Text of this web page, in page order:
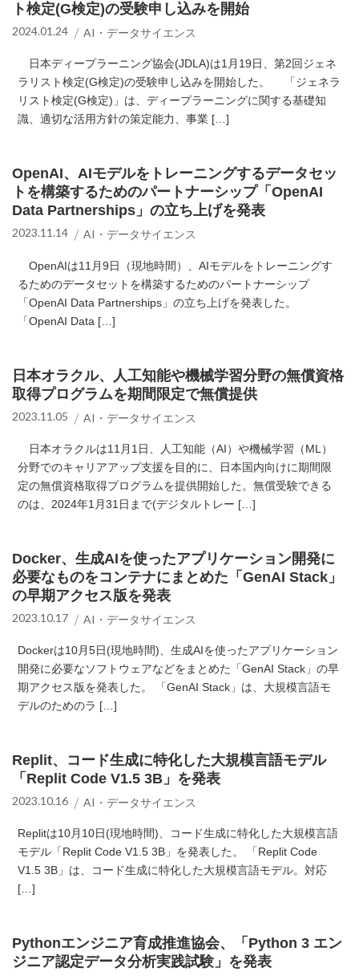
ト検定(G検定)の受験申し込みを開始
2024.01.24 AI・データサイエンス
日本ディープラーニング協会(JDLA)は1月19日、第2回ジェネ
ラリスト検定(G検定)の受験申し込みを開始した。 「ジェネラ
リスト検定(G検定)」は、ディープラーニングに関する基礎知
識、適切な活用方針の策定能力、事業 […]
OpenAI、AIモデルをトレーニングするデータセッ
トを構築するためのパートナーシップ「OpenAI
Data Partnerships」の立ち上げを発表
2023.11.14 AI・データサイエンス
OpenAIは11月9日（現地時間）、AIモデルをトレーニングす
るためのデータセットを構築するためのパートナーシップ
「OpenAI Data Partnerships」の立ち上げを発表した。
「OpenAI Data […]
日本オラクル、人工知能や機械学習分野の無償資格
取得プログラムを期間限定で無償提供
2023.11.05 AI・データサイエンス
日本オラクルは11月1日、人工知能（AI）や機械学習（ML）
分野でのキャリアアップ支援を目的に、日本国内向けに期間限
定の無償資格取得プログラムを提供開始した。無償受験できる
のは、2024年1月31日まで(デジタルトレー […]
Docker、生成AIを使ったアプリケーション開発に
必要なものをコンテナにまとめた「GenAI Stack」
の早期アクセス版を発表
2023.10.17 AI・データサイエンス
Dockerは10月5日(現地時間)、生成AIを使ったアプリケーション
開発に必要なソフトウェアなどをまとめた「GenAI Stack」の早
期アクセス版を発表した。 「GenAI Stack」は、大規模言語モ
デルのためのラ […]
Replit、コード生成に特化した大規模言語モデル
「Replit Code V1.5 3B」を発表
2023.10.16 AI・データサイエンス
Replitは10月10日(現地時間)、コード生成に特化した大規模言語
モデル「Replit Code V1.5 3B」を発表した。 「Replit Code
V1.5 3B」は、コード生成に特化した大規模言語モデル。対応
[…]
Pythonエンジニア育成推進協会、「Python 3 エン
ジニア認定データ分析実践試験」を発表